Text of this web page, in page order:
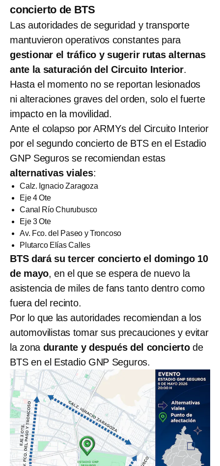
concierto de BTS
Las autoridades de seguridad y transporte
mantuvieron operativos constantes para
gestionar el tráfico y sugerir rutas alternas
ante la saturación del Circuito Interior.
Hasta el momento no se reportan lesionados
ni alteraciones graves del orden, solo el fuerte
impacto en la movilidad.
Ante el colapso por ARMYs del Circuito Interior
por el segundo concierto de BTS en el Estadio
GNP Seguros se recomiendan estas
alternativas viales:
Calz. Ignacio Zaragoza
Eje 4 Ote
Canal Río Churubusco
Eje 3 Ote
Av. Fco. del Paseo y Troncoso
Plutarco Elías Calles
BTS dará su tercer concierto el domingo 10
de mayo, en el que se espera de nuevo la
asistencia de miles de fans tanto dentro como
fuera del recinto.
Por lo que las autoridades recomiendan a los
automovilistas tomar sus precauciones y evitar
la zona durante y después del conciertode
BTS en el Estadio GNP Seguros.